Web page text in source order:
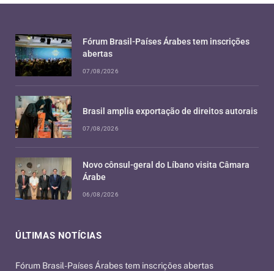
ÚLTIMAS NOTÍCIAS
Fórum Brasil-Países Árabes tem inscrições abertas
Fórum Brasil-Países Árabes tem inscrições
abertas
07/08/2026
Brasil amplia exportação de direitos autorais
07/08/2026
Novo cônsul-geral do Líbano visita Câmara
Árabe
06/08/2026